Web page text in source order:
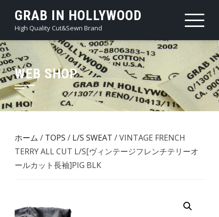
content
GRAB IN HOLLYWOOD
High Quality Cut&Sewn Brand
WEB SHOP
ホーム / TOPS / L/S SWEAT / VINTAGE FRENCH
TERRY ALL CUT L/S[ヴィンテージフレンチテリーオ
ールカット長袖]PIG BLK